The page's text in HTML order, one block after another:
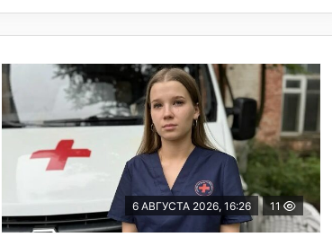
6 АВГУСТА 2026, 16:26 11